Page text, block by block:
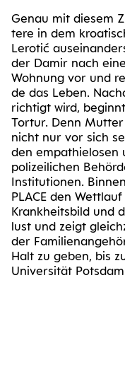
Genau mit die­sem
te­re in dem
Lero­tić
der Damir nach
Woh­nung vor und
de das Leben.
rich­tigt wird,
Tor­tur. Denn
nicht nur vor sich
den empa­thie­lo­sen
poli­zei­li­chen
Insti­tu­tio­nen.
PLACE den
Krank­heits­bild und
lust und zeigt
der
Halt zu geben, bis
Uni­ver­si­tät